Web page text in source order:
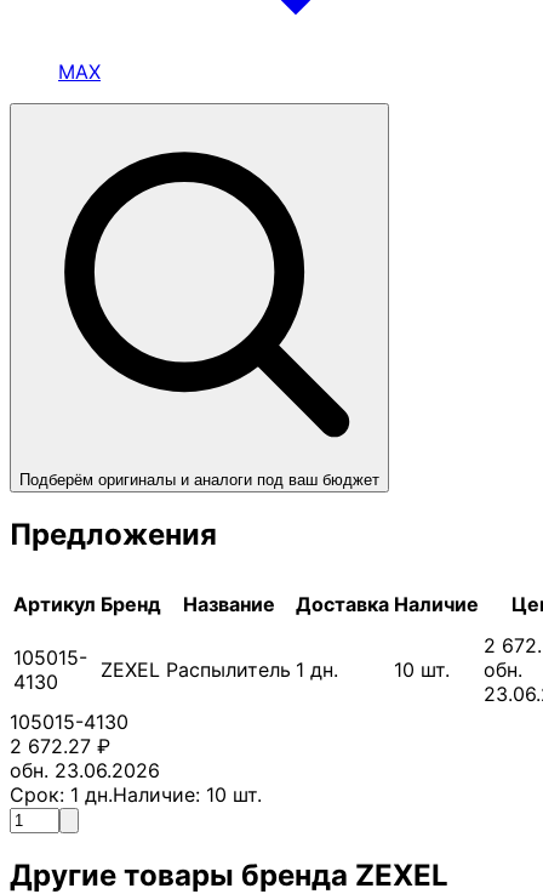
MAX
Подберём оригиналы и аналоги под ваш бюджет
Предложения
Артикул Бренд Название Доставка Наличие
105015-
4130
ZEXEL Распылитель 1 дн. 10 шт.
2
обн.
105015-4130
2 672.27 ₽
обн. 23.06.2026
Срок: 1 дн.Наличие: 10 шт.
Другие товары бренда ZEXEL